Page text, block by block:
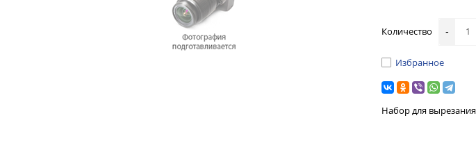
Количество -
Избранное
Набор для